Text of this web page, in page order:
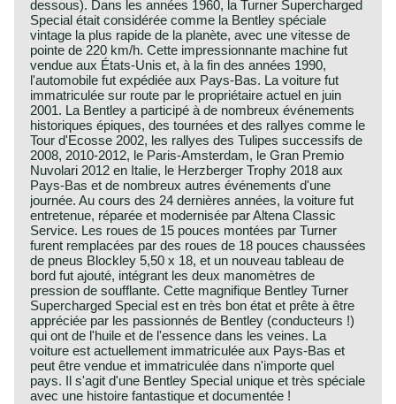
dessous). Dans les années 1960, la Turner Supercharged
Special était considérée comme la Bentley spéciale
vintage la plus rapide de la planète, avec une vitesse de
pointe de 220 km/h. Cette impressionnante machine fut
vendue aux États-Unis et, à la fin des années 1990,
l'automobile fut expédiée aux Pays-Bas. La voiture fut
immatriculée sur route par le propriétaire actuel en juin
2001. La Bentley a participé à de nombreux événements
historiques épiques, des tournées et des rallyes comme le
Tour d'Ecosse 2002, les rallyes des Tulipes successifs de
2008, 2010-2012, le Paris-Amsterdam, le Gran Premio
Nuvolari 2012 en Italie, le Herzberger Trophy 2018 aux
Pays-Bas et de nombreux autres événements d'une
journée. Au cours des 24 dernières années, la voiture fut
entretenue, réparée et modernisée par Altena Classic
Service. Les roues de 15 pouces montées par Turner
furent remplacées par des roues de 18 pouces chaussées
de pneus Blockley 5,50 x 18, et un nouveau tableau de
bord fut ajouté, intégrant les deux manomètres de
pression de soufflante. Cette magnifique Bentley Turner
Supercharged Special est en très bon état et prête à être
appréciée par les passionnés de Bentley (conducteurs !)
qui ont de l'huile et de l'essence dans les veines. La
voiture est actuellement immatriculée aux Pays-Bas et
peut être vendue et immatriculée dans n'importe quel
pays. Il s'agit d'une Bentley Special unique et très spéciale
avec une histoire fantastique et documentée !